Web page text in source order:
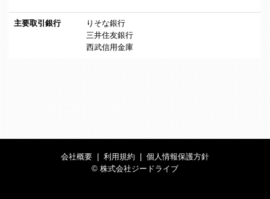
主要取引銀行
りそな銀行
三井住友銀行
西武信用金庫
会社概要 利用規約
個人情報保護方針
© 株式会社ジードライブ